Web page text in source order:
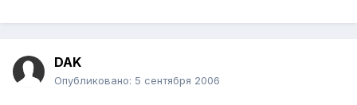
DAK
Опубликовано: 5 сентября 2006